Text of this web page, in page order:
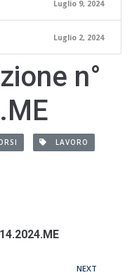
Luglio 9, 2024
Luglio 2, 2024
n°
LAVORO
NEXT